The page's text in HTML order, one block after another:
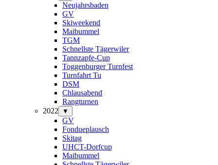
Neujahrsbaden
GV
Skiweekend
Maibummel
TGM
Schnellste Tägerwiler
Tannzapfe-Cup
Toggenburger Turnfest
Turnfahrt Tu
DSM
Chlausabend
Rangturnen
2022
▼
GV
Fondueplausch
Skitag
UHCT-Dorfcup
Maibummel